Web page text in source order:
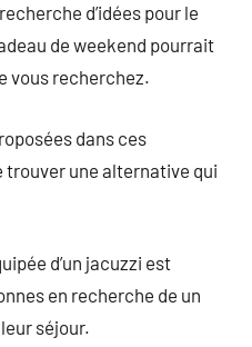
d’idées pour le
de weekend pourrait
vous recherchez.
dans ces
trouver une alternative qui
d’un jacuzzi est
en recherche de un
séjour.